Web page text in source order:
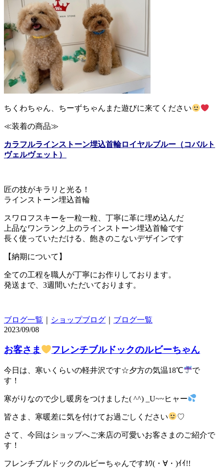
ちくわちゃん、ちーずちゃんまた遊びに来てください
≪装着の商品≫
カラフルラインストーン埋込首輪ロイヤルブルー（コバルト
ヴェルヴェット）
匠の技がキラリと光る！
ラインストーン埋込首輪
スワロフスキーを一粒一粒、丁寧に革に埋め込んだ
上品なワンランク上のラインストーン埋込首輪です
長く使っていただける、飽きのこないデザインです
【納期について】
全ての工程を職人が丁寧にお作りしております。
発送まで、3週間いただいております。
ブログ一覧 ショップブログ
ブログ一覧
2023/09/08
お客さま フレンチブルドックのルビーちゃん
今日は、寒いくらいの軽井沢です☆夕方の気温18℃
で
す！
寒がりなので少し暖房をつけました( ^^) _U~~ヒャー
皆さま、寒暖差に気を付けてお過ごしください ♡
さて、今回はショップへご来店の可愛いお客さまのご紹介で
す！
フレンチブルドックのルビーちゃんですｶﾜ(・∀・)ｲｲ!!